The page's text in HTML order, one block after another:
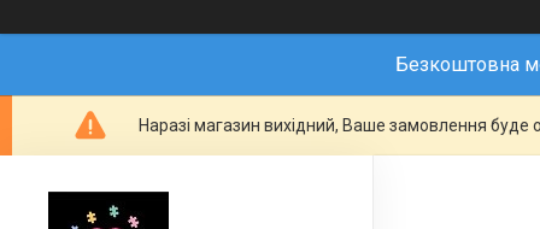
Безкоштовна
Наразі магазин вихідний, Ваше замовлення буде